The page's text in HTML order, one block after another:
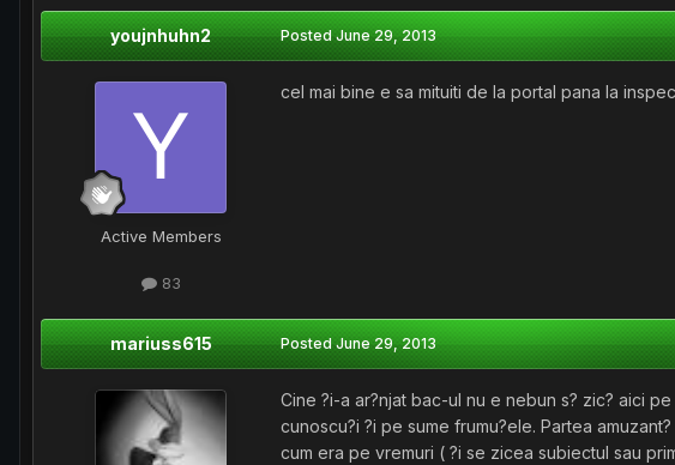
youjnhuhn2
Active Members
83
PostedJune 29, 2013
cel mai bine e sa mituiti de la portal pana la
mariuss615 PostedJune 29, 2013
Cine ?i-a ar?njat bac-ul nu e nebun s? zic? aici
cunoscu?i ?i pe sume frumu?ele. Partea
cum era pe vremuri ( ?i se zicea subiectul sau